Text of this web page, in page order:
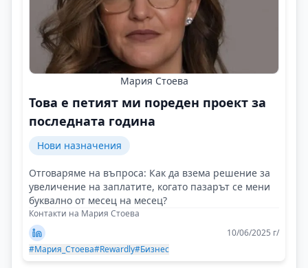
Мария Стоева
Това е петият ми пореден проект за
последната година
Нови назначения
Отговаряме на въпроса: Как да взема решение за
увеличение на заплатите, когато пазарът се мени
буквално от месец на месец?
Контакти на Мария Стоева
10/06/2025 г/
#Мария_Стоева#Rewardly#Бизнес